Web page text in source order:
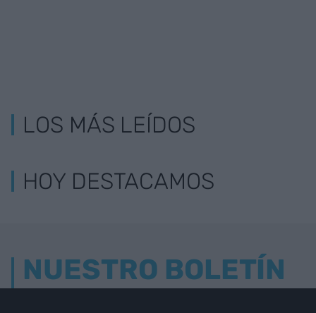
LOS MÁS LEÍDOS
HOY DESTACAMOS
NUESTRO BOLETÍN